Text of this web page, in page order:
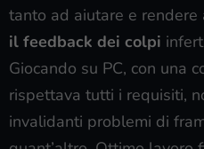
tanto ad aiutare e
il feedback dei colpi
Giocando su PC, con una
rispettava tutti i requisiti,
invalidanti problemi di